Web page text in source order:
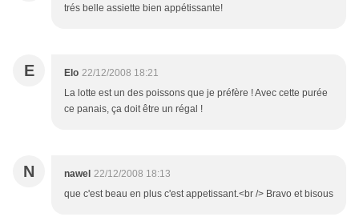
trés belle assiette bien appétissante!
E Elo 22/12/2008 18:21
La lotte est un des poissons que je préfère ! Avec cette purée
ce panais, ça doit être un régal !
N nawel 22/12/2008 18:13
que c'est beau en plus c'est appetissant.<br /> Bravo et bisous